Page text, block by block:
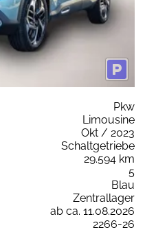
Pkw
Limousine
Okt / 2023
Schaltgetriebe
29.594 km
5
Blau
Zentrallager
ab ca. 11.08.2026
2266-26